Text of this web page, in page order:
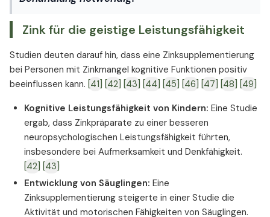
Zink für die geistige Leistungsfähigkeit
Studien deuten darauf hin, dass eine Zinksupplementierung
bei Personen mit Zinkmangel kognitive Funktionen positiv
beeinflussen kann. [41] [42] [43] [44] [45] [46] [47] [48]
[49]
Kognitive Leistungsfähigkeit von Kindern: Eine Studie
ergab, dass Zinkpräparate zu einer besseren
neuropsychologischen Leistungsfähigkeit führten,
insbesondere bei Aufmerksamkeit und Denkfähigkeit.
[42]
[43]
Entwicklung von Säuglingen: Eine
Zinksupplementierung steigerte in einer Studie die
Aktivität und motorischen Fähigkeiten von Säuglingen.